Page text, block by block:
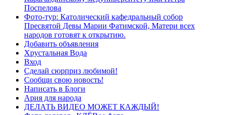
Поспелова
Фото-тур: Католический кафедральный собор
Пресвятой Девы Марии Фатимской, Матери всех
народов готовят к открытию.
Добавить объявления
Хрустальная Вода
Вход
Сделай сюрприз любимой!
Сообщи свою новость!
Написать в Блоги
Ария для народа
ДЕЛАТЬ ВИДЕО МОЖЕТ КАЖДЫЙ!